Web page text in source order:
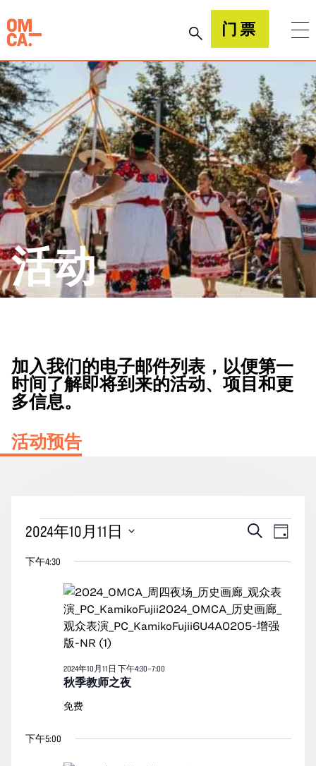
到
内
容
加州奥克兰博物馆(OMCA) 门票
活动
加入我们的电子邮件列表，以便第一
时间了解即将到来的活动、项目和更
多信息。
活动预告
2024
10
活
搜
索
和
视
搜
事
视
图
导
天
2024年10月11日
择
下午4:30
秋季教师之夜
2024年10月11日 下午4:30–7:00
免费
下午5:00